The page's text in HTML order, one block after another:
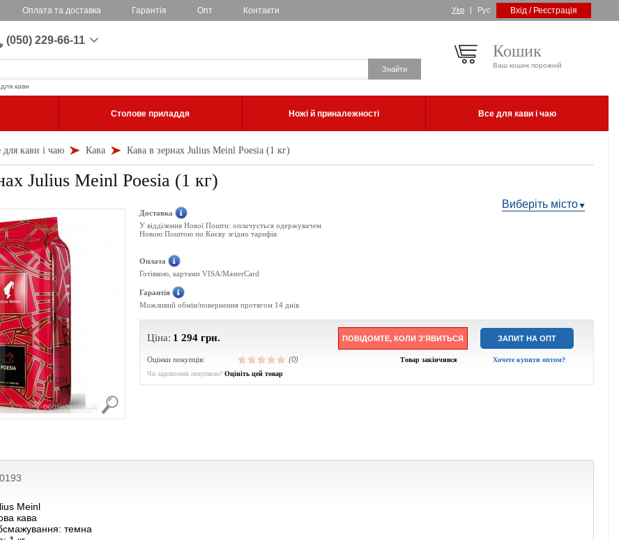
Оплата та доставка Гарантія Опт Контакти Укр | Рус Вхід / Реєстрація
(050) 229-66-11
кави
Кошик
Ваш кошик порожній
Столове приладдя Ножі й приналежності Все для кави і чаю
для кави і чаю Кава Кава в зернах Julius Meinl Poesia (1 кг)
Julius Meinl Poesia (1 кг)
Виберіть місто
Доставка
У відділення Нової Пошти: оплачується одержувачем
Новою Поштою по Києву згідно тарифів
Оплата
Готівкою, картами VISA/MasterCard
Гарантія
Можливий обмін/повернення протягом 14 днів
Ціна: 1 294 грн. ПОВІДОМТЕ, КОЛИ З'ЯВИТЬСЯ ЗАПИТ НА ОПТ
Оцінки покупців: (0) Товар закінчився
Хочете купити оптом?
Чи задоволені покупкою? Оцініть цей товар
Meinl
кава
темна